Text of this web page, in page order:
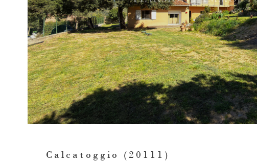
bien
Calcatoggio (20111)